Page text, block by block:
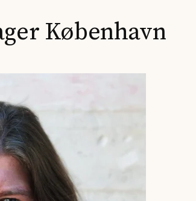
København